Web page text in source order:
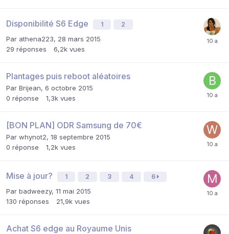
Disponibilité S6 Edge 1 2
Par athena223, 28 mars 2015
29 réponses 6,2k vues
Plantages puis reboot aléatoires
Par Brijean, 6 octobre 2015
0 réponse 1,3k vues
[BON PLAN] ODR Samsung de 70€
Par whynot2, 18 septembre 2015
0 réponse 1,2k vues
Mise à jour? 1 2 3 4 6
Par badweezy, 11 mai 2015
130 réponses 21,9k vues
Achat S6 edge au Royaume Unis